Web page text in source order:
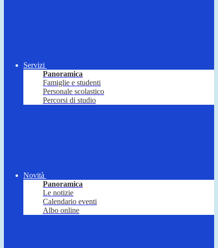
Servizi
Panoramica
Famiglie e studenti
Personale scolastico
Percorsi di studio
Novità
Panoramica
Le notizie
Calendario eventi
Albo online